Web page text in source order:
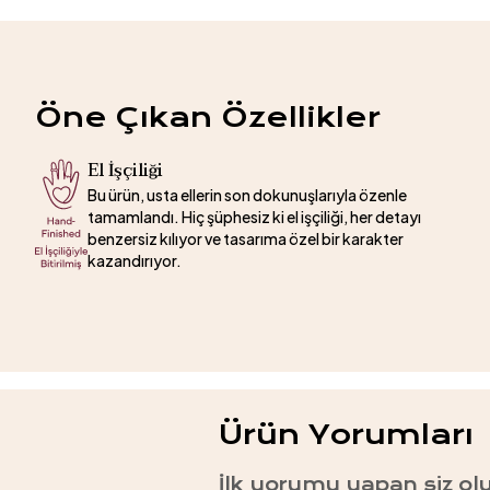
Öne Çıkan Özellikler
El İşçiliği
Bu ürün, usta ellerin son dokunuşlarıyla özenle
tamamlandı. Hiç şüphesiz ki el işçiliği, her detayı
benzersiz kılıyor ve tasarıma özel bir karakter
kazandırıyor.
Ürün Yorumları
İlk yorumu yapan siz